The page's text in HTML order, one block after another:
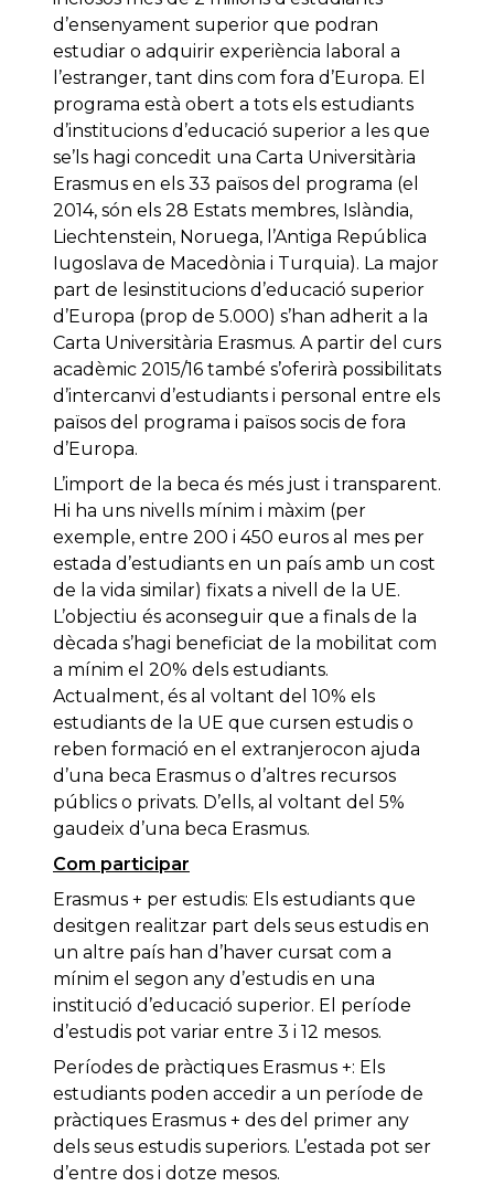
d’ensenyament superior que podran
estudiar o adquirir experiència laboral a
l’estranger, tant dins com fora d’Europa. El
programa està obert a tots els estudiants
d’institucions d’educació superior a les que
se’ls hagi concedit una Carta Universitària
Erasmus en els 33 països del programa (el
2014, són els 28 Estats membres, Islàndia,
Liechtenstein, Noruega, l’Antiga República
Iugoslava de Macedònia i Turquia). La major
part de lesinstitucions d’educació superior
d’Europa (prop de 5.000) s’han adherit a la
Carta Universitària Erasmus. A partir del curs
acadèmic 2015/16 també s’oferirà possibilitats
d’intercanvi d’estudiants i personal entre els
països del programa i països socis de fora
d’Europa.
L’import de la beca és més just i transparent.
Hi ha uns nivells mínim i màxim (per
exemple, entre 200 i 450 euros al mes per
estada d’estudiants en un país amb un cost
de la vida similar) fixats a nivell de la UE.
L’objectiu és aconseguir que a finals de la
dècada s’hagi beneficiat de la mobilitat com
a mínim el 20% dels estudiants.
Actualment, és al voltant del 10% els
estudiants de la UE que cursen estudis o
reben formació en el extranjerocon ajuda
d’una beca Erasmus o d’altres recursos
públics o privats. D’ells, al voltant del 5%
gaudeix d’una beca Erasmus.
Com participar
Erasmus + per estudis: Els estudiants que
desitgen realitzar part dels seus estudis en
un altre país han d’haver cursat com a
mínim el segon any d’estudis en una
institució d’educació superior. El període
d’estudis pot variar entre 3 i 12 mesos.
Períodes de pràctiques Erasmus +: Els
estudiants poden accedir a un període de
pràctiques Erasmus + des del primer any
dels seus estudis superiors. L’estada pot ser
d’entre dos i dotze mesos.